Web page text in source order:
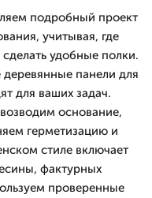
подробный проект
учитывая, где
сделать удобные полки.
деревянные панели для
для ваших задач.
основание,
герметизацию и
стиле включает
фактурных
проверенные